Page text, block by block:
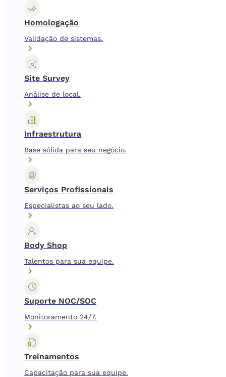
Homologação
Validação de sistemas.
Site Survey
Análise de local.
Infraestrutura
Base sólida para seu negócio.
Serviços Profissionais
Especialistas ao seu lado.
Body Shop
Talentos para sua equipe.
Suporte NOC/SOC
Monitoramento 24/7.
Treinamentos
Capacitação para sua equipe.